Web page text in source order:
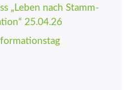
„Leben nach Stamm­
25.04.26